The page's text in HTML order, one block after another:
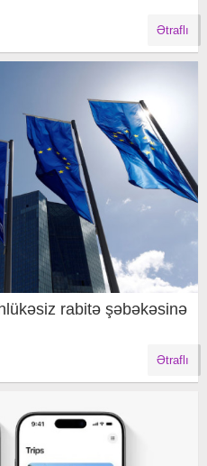
Ətraflı
rabitə şəbəkəsinə
Ətraflı